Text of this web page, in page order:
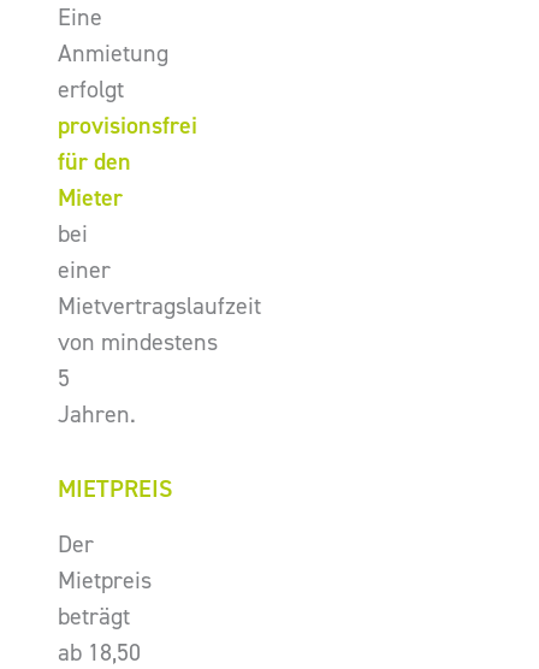
Eine
Anmietung
erfolgt
provisionsfrei
für den
Mieter
bei
einer
Mietvertragslaufzeit
von mindestens
5
Jahren.
MIETPREIS
Der
Mietpreis
beträgt
ab 18,50